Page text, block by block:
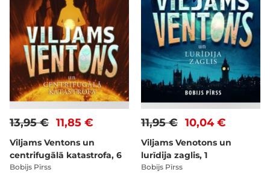
11,85 €
13,95 €
Viljams Ventons un
centrifugālā katastrofa, 6
Bobijs Pīrss
10,04 €
11,95 €
Viljams Venotons un
lurīdija zaglis, 1
Bobijs Pīrss